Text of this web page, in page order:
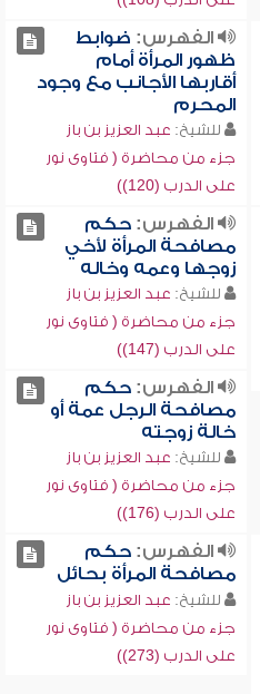
الفهرس: ضوابط
ظهور المرأة أمام
أقاربها الأجانب مع وجود
المحرم
للشيخ: عبد العزيز بن باز
جزء من محاضرة ( فتاوى نور
على الدرب (120))
الفهرس:حكم
مصافحة المرأة لأخي
زوجها وعمه وخاله
للشيخ: عبد العزيز بن باز
جزء من محاضرة ( فتاوى نور
على الدرب (147))
الفهرس:حكم
مصافحة الرجل عمة أو
خالة زوجته
للشيخ: عبد العزيز بن باز
جزء من محاضرة ( فتاوى نور
على الدرب (176))
الفهرس:حكم
مصافحة المرأة بحائل
للشيخ: عبد العزيز بن باز
جزء من محاضرة ( فتاوى نور
على الدرب (273))